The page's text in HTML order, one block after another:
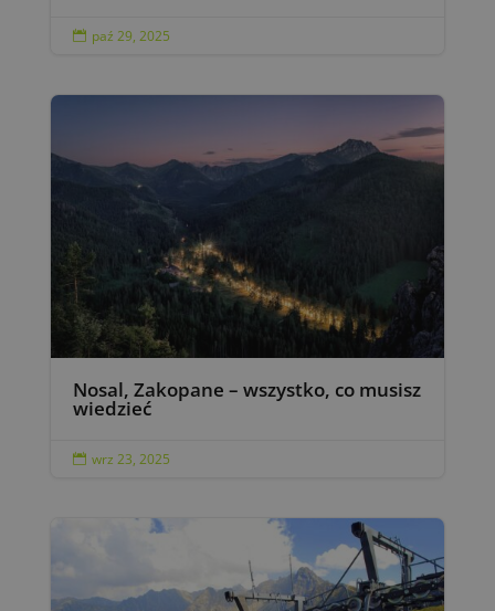
 paź 29, 2025
Nosal, Zakopane – wszystko, co musisz
wiedzieć
 wrz 23, 2025